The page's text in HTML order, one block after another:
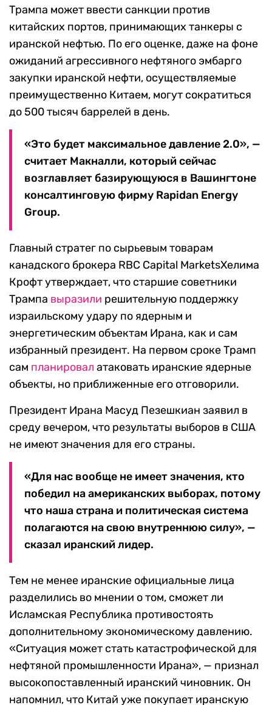
Трампа может ввести санкции против
китайских портов, принимающих танкеры с
иранской нефтью. По его оценке, даже на фоне
ожиданий агрессивного нефтяного эмбарго
закупки иранской нефти, осуществляемые
преимущественно Китаем, могут сократиться
до 500 тысяч баррелей в день.
«Это будет максимальное давление 2.0», —
считает Макналли, который сейчас
возглавляет базирующуюся в Вашингтоне
консалтинговую фирму Rapidan Energy
Group.
Главный стратег по сырьевым товарам
канадского брокера RBC Capital MarketsХелима
Крофт утверждает, что старшие советники
Трампа выразили решительную поддержку
израильскому удару по ядерным и
энергетическим объектам Ирана, как и сам
избранный президент. На первом сроке Трамп
сам планировал атаковать иранские ядерные
объекты, но приближенные его отговорили.
Президент Ирана Масуд Пезешкиан заявил в
среду вечером, что результаты выборов в США
не имеют значения для его страны.
«Для нас вообще не имеет значения, кто
победил на американских выборах, потому
что наша страна и политическая система
полагаются на свою внутреннюю силу», —
сказал иранский лидер.
Тем не менее иранские официальные лица
разделились во мнении о том, сможет ли
Исламская Республика противостоять
дополнительному экономическому давлению.
«Ситуация может стать катастрофической для
нефтяной промышленности Ирана», — признал
высокопоставленный иранский чиновник. Он
напомнил, что Китай уже покупает иранскую